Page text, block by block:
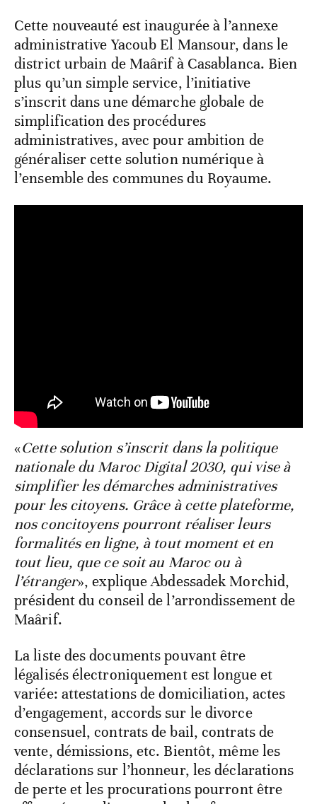
Cette nouveauté est inaugurée à l’annexe
administrative Yacoub El Mansour, dans le
district urbain de Maârif à Casablanca. Bien
plus qu’un simple service, l’initiative
s’inscrit dans une démarche globale de
simplification des procédures
administratives, avec pour ambition de
généraliser cette solution numérique à
l’ensemble des communes du Royaume.
«Cette solution s’inscrit dans la politique
nationale du Maroc Digital 2030, qui vise à
simplifier les démarches administratives
pour les citoyens. Grâce à cette plateforme,
nos concitoyens pourront réaliser leurs
formalités en ligne, à tout moment et en
tout lieu, que ce soit au Maroc ou à
l’étranger», explique Abdessadek Morchid,
président du conseil de l’arrondissement de
Maârif.
La liste des documents pouvant être
légalisés électroniquement est longue et
variée: attestations de domiciliation, actes
d’engagement, accords sur le divorce
consensuel, contrats de bail, contrats de
vente, démissions, etc. Bientôt, même les
déclarations sur l’honneur, les déclarations
de perte et les procurations pourront être